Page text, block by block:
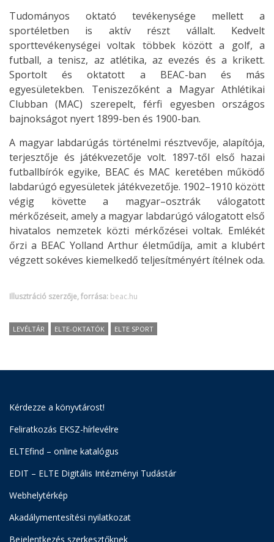
Tudományos oktató tevékenysége mellett a
sportéletben is aktív részt vállalt. Kedvelt
sporttevékenységei voltak többek között a golf, a
futball, a tenisz, az atlétika, az evezés és a krikett.
Sportolt és oktatott a BEAC-ban és más
egyesületekben. Teniszezőként a Magyar Athlétikai
Clubban (MAC) szerepelt, férfi egyesben országos
bajnokságot nyert 1899-ben és 1900-ban.
A magyar labdarúgás történelmi résztvevője, alapítója,
terjesztője és játékvezetője volt. 1897-től első hazai
futballbírók egyike, BEAC és MAC keretében működő
labdarúgó egyesületek játékvezetője. 1902–1910 között
végig követte a magyar–osztrák válogatott
mérkőzéseit, amely a magyar labdarúgó válogatott első
hivatalos nemzetek közti mérkőzései voltak. Emlékét
őrzi a BEAC Yolland Arthur életműdíja, amit a klubért
végzett sokéves kiemelkedő teljesítményért ítélnek oda.
Illusztráció szerzője, forrása: beac.hu
LEVÉLTÁR ELTE-OKTATÓK ELTE SPORT
Kérdezze a könyvtárost!
Feliratkozás EKSZ-hírlevélre
ELTEfind – online katalógus
EDIT – ELTE Digitális Intézményi Tudástár
Webhelytérkép
Akadálymentesítési nyilatkozat
Bejelentkezés szerkesztőknek